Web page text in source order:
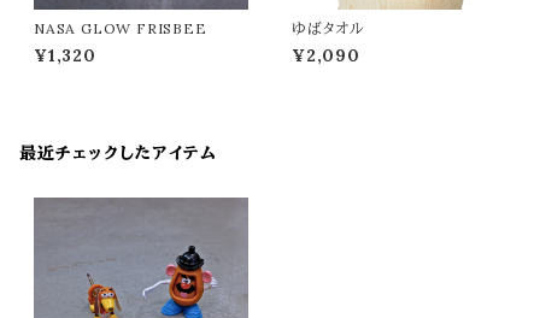
NASA GLOW FRISBEE
¥1,320
ゆばタオル
¥2,090
最近チェックしたアイテム